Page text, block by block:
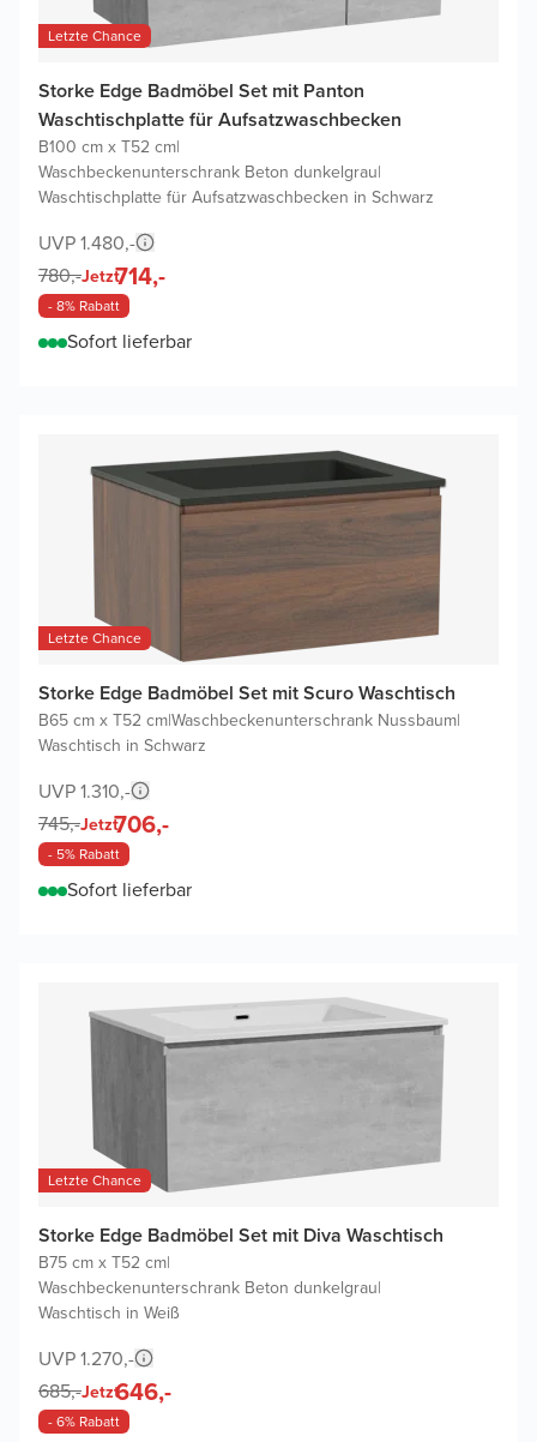
Letzte Chance
Storke Edge Badmöbel Set mit Panton
Waschtischplatte für Aufsatzwaschbecken
B100 cm x T52 cm|
Waschbeckenunterschrank Beton dunkelgrau|
Waschtischplatte für Aufsatzwaschbecken in Schwarz
UVP 1.480,-
780,-Jetzt714,-
- 8% Rabatt
Sofort lieferbar
Letzte Chance
Storke Edge Badmöbel Set mit Scuro Waschtisch
B65 cm x T52 cm|Waschbeckenunterschrank Nussbaum|
Waschtisch in Schwarz
UVP 1.310,-
745,-Jetzt706,-
- 5% Rabatt
Sofort lieferbar
Letzte Chance
Storke Edge Badmöbel Set mit Diva Waschtisch
B75 cm x T52 cm|
Waschbeckenunterschrank Beton dunkelgrau|
Waschtisch in Weiß
UVP 1.270,-
685,-Jetzt646,-
- 6% Rabatt